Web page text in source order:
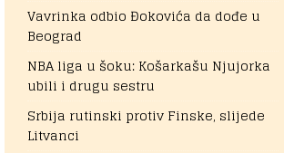
Vavrinka odbio Đokovića da dođe u
Beograd
NBA liga u šoku: Košarkašu Njujorka
ubili i drugu sestru
Srbija rutinski protiv Finske, slijede
Litvanci